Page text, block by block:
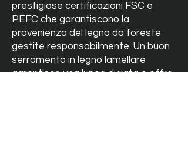
prestigiose certificazioni FSC e
PEFC che garantiscono la
provenienza del legno da foreste
gestite responsabilmente. Un buon
serramento in legno lamellare
garantisce una lunga durata e offre